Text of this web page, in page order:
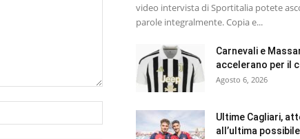
video intervista di Sportitalia potete
parole integralmente. Copia e...
Carnevali e
accelerano per il
Agosto 6, 2026
Ultime Cagliari,
all’ultima